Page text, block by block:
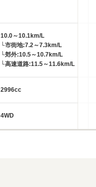
10.0～10.1km/L
└市街地:7.2～7.3km/L
└郊外:10.5～10.7km/L
└高速道路:11.5～11.6km/L
2996cc
4WD